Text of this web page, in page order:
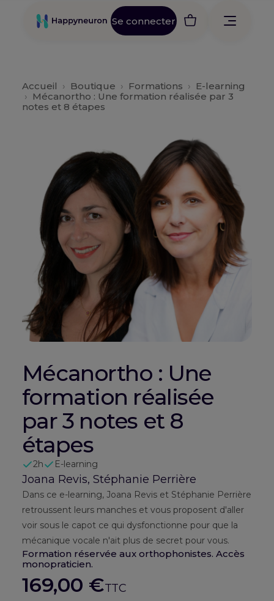
Se connecter
Accueil › Boutique › Formations › E-learning
› Mécanortho : Une formation réalisée par 3
notes et 8 étapes
Mécanortho : Une
formation réalisée
par 3 notes et 8
étapes
2h E-learning
Joana Revis, Stéphanie Perrière
Dans ce e-learning, Joana Revis et Stéphanie Perrière
retroussent leurs manches et vous proposent d'aller
voir sous le capot ce qui dysfonctionne pour que la
mécanique vocale n'ait plus de secret pour vous.
Formation réservée aux orthophonistes. Accès
monopraticien.
169,00 €TTC